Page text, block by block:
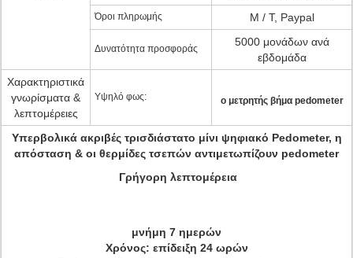
Όροι πληρωμής Μ / Τ, Paypal
Δυνατότητα προσφοράς
5000 μονάδων ανά
εβδομάδα
Χαρακτηριστικά
γνωρίσματα &
λεπτομέρειες
Υψηλό φως: ο μετρητής βήμα pedometer
Υπερβολικά ακριβές τρισδιάστατο μίνι ψηφιακό Pedometer, η
απόσταση & οι θερμίδες τσεπών αντιμετωπίζουν pedometer
Γρήγορη λεπτομέρεια
μνήμη 7 ημερών
Χρόνος: επίδειξη 24 ωρών